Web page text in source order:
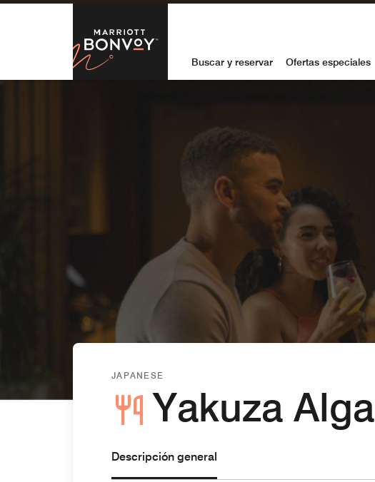
Skip to Content
Marriott Bonvoy
Buscar y reservar Ofertas especiales
JAPANESE
Yakuza
Descripción general